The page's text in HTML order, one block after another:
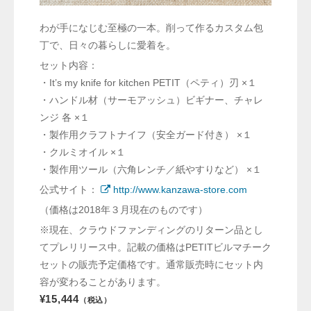
わが手になじむ至極の一本。削って作るカスタム包
丁で、日々の暮らしに愛着を。
セット内容：
・It’s my knife for kitchen PETIT（ペティ）刃 ×１
・ハンドル材（サーモアッシュ）ビギナー、チャレ
ンジ 各 ×１
・製作用クラフトナイフ（安全ガード付き） ×１
・クルミオイル ×１
・製作用ツール（六角レンチ／紙やすりなど） ×１
公式サイト：
http://www.kanzawa-store.com
（価格は2018年３月現在のものです）
※現在、クラウドファンディングのリターン品とし
てプレリリース中。記載の価格はPETITビルマチーク
セットの販売予定価格です。通常販売時にセット内
容が変わることがあります。
¥15,444（税込）